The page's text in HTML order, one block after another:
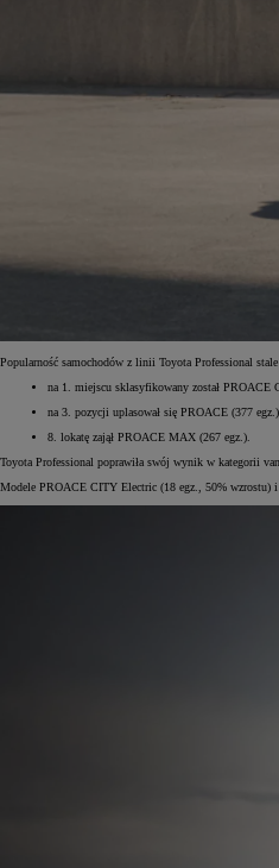
Popularność samochodów z linii Toyota Professional
na 1. miejscu sklasyfikowany został PROACE
na 3. pozycji uplasował się PROACE (377 egz.),
8. lokatę zajął PROACE MAX (267 egz.).
Toyota Professional poprawiła swój wynik w kategorii
Modele PROACE CITY Electric (18 egz., 50% wzrostu)